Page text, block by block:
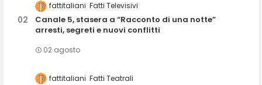
fattitaliani Fatti Televisivi
Canale 5, stasera a “Racconto di una notte”
arresti, segreti e nuovi conflitti
02 agosto
fattitaliani Fatti Teatrali